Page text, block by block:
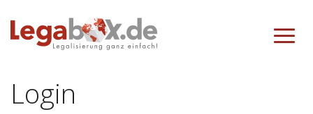
Toggle
Login